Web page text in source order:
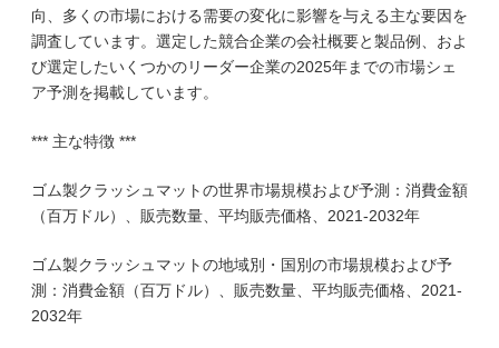
向、多くの市場における需要の変化に影響を与える主な要因を
調査しています。選定した競合企業の会社概要と製品例、およ
び選定したいくつかのリーダー企業の2025年までの市場シェ
ア予測を掲載しています。
*** 主な特徴 ***
ゴム製クラッシュマットの世界市場規模および予測：消費金額
（百万ドル）、販売数量、平均販売価格、2021-2032年
ゴム製クラッシュマットの地域別・国別の市場規模および予
測：消費金額（百万ドル）、販売数量、平均販売価格、2021-
2032年